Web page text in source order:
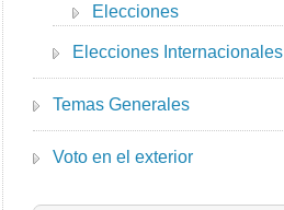
Elecciones
Elecciones Internacionales
Temas Generales
Voto en el exterior